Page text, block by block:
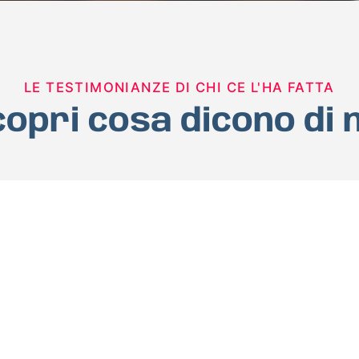
LE TESTIMONIANZE DI CHI CE L'HA FATTA
cosa dicono di